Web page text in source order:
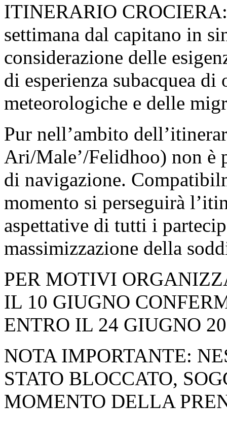
ITINERARIO
settimana dal capitano in
considerazione delle
di esperienza subacquea
meteorologiche e delle
Pur nell’ambito
Ari/Male’/Felidhoo) non è
di navigazione.
momento si perseguirà
aspettative di tutti i
massimizzazione della
PER MOTIVI
IL 10 GIUGNO
ENTRO IL 24 GIUGNO
NOTA IMPORTANTE:
STATO BLOCCATO,
MOMENTO DELLA